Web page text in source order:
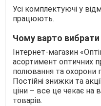
Усі комплектуючі у
працюють.
Чому варто вибрати
Інтернет-магазин
асортимент оптичних
полювання та охорони
Постійні знижки та
ціни – все це чекає на
товарів.